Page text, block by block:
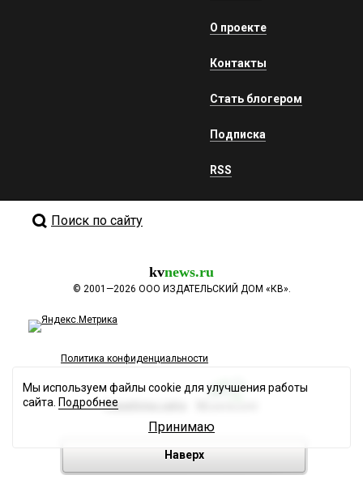
О проекте
Контакты
Стать блогером
Подписка
RSS
Поиск по сайту
kvnews.ru
© 2001—2026 ООО ИЗДАТЕЛЬСКИЙ ДОМ «КВ».
Политика конфиденциальности
Разработка сайта
Наверх
Мы используем файлы cookie для улучшения работы
сайта. Подробнее
Принимаю